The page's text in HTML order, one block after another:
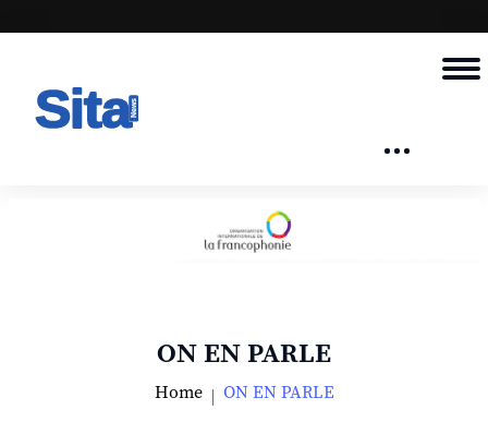
ON EN PARLE
Home ON EN PARLE